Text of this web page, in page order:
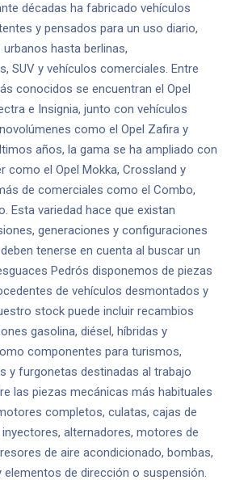
décadas ha fabricado vehículos
y pensados para un uso diario,
hasta berlinas,
SUV y vehículos comerciales. Entre
conocidos se encuentran el Opel
e Insignia, junto con vehículos
como el Opel Zafira y
años, la gama se ha ampliado con
como el Opel Mokka, Crossland y
de comerciales como el Combo,
Esta variedad hace que existan
generaciones y configuraciones
tenerse en cuenta al buscar un
Pedrós disponemos de piezas
de vehículos desmontados y
stock puede incluir recambios
gasolina, diésel, híbridas y
componentes para turismos,
y furgonetas destinadas al trabajo
las piezas mecánicas más habituales
completos, culatas, cajas de
alternadores, motores de
de aire acondicionado, bombas,
de dirección o suspensión.